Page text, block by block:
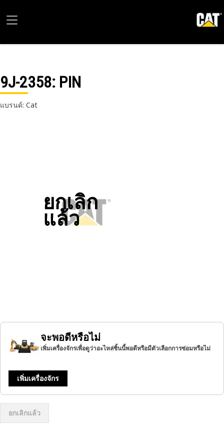
9J-2358: PIN
แบรนด์: Cat
ยกเลิก
แล้ว
จะพอดีหรือไม่
เพิ่มเครื่องจักรเพื่อดูว่าอะไหล่ชิ้นนี้พอดีหรือมีตัวเลือกการซ่อมหรือไม่
เพิ่มเครื่องจักร
ยกเลิกแล้ว